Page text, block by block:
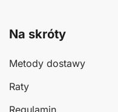
Na skróty
Metody dostawy
Raty